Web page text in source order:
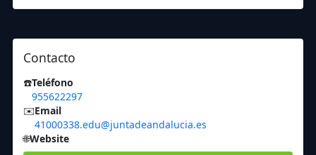
Contacto
☎️Teléfono
955622297
✉️Email
41000338.edu@juntadeandalucia.es
🌐Website